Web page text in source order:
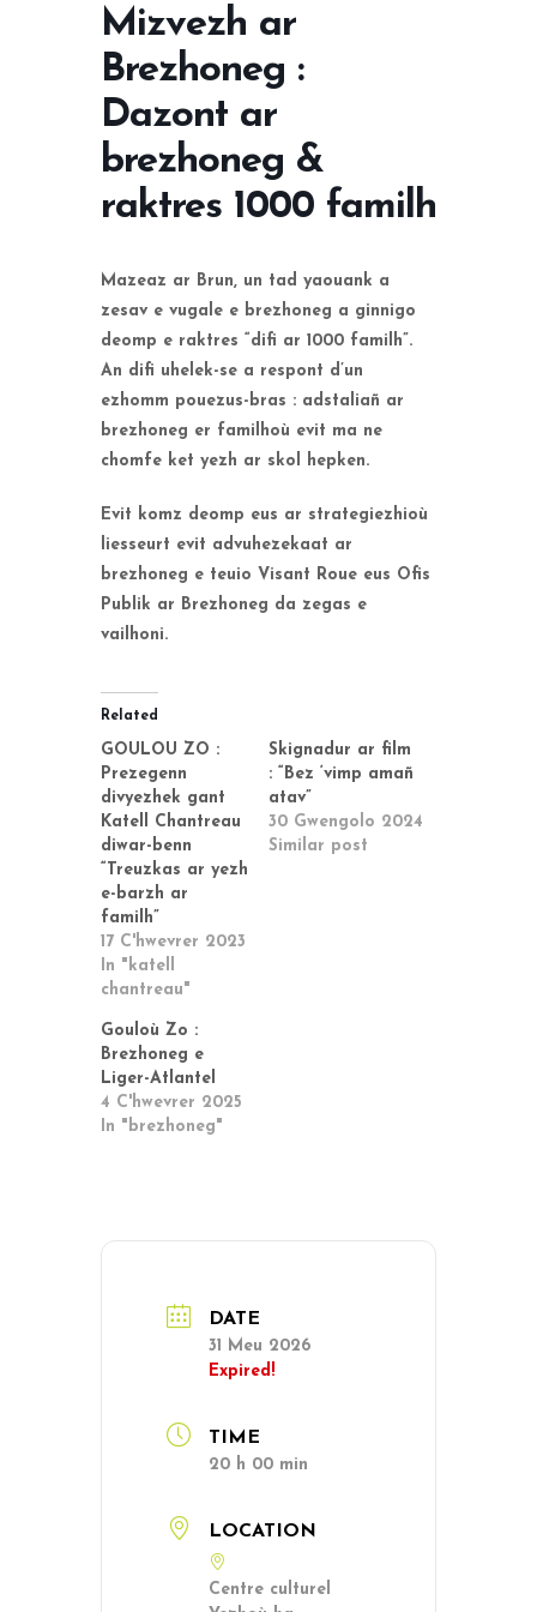
Mizvezh ar
Brezhoneg :
Dazont ar
brezhoneg &
raktres 1000 familh
M azeaz ar Brun, un tad yaouank a
zesav e vugale e brezhoneg a ginnigo
deomp e raktres “difi ar 1000 familh”.
An difi uhelek-se a respont d’un
ezhomm pouezus-bras : adstaliañ ar
brezhoneg er familhoù evit ma ne
chomfe ket yezh ar skol hepken.
Evit komz deomp eus ar strategiezhioù
liesseurt evit advuhezekaat ar
brezhoneg e teuio Visant Roue eus Ofis
Publik ar Brezhoneg da zegas e
vailhoni.
Related
GOULOU ZO :
Prezegenn
divyezhek gant
Katell Chantreau
diwar-benn
“Treuzkas ar yezh
e-barzh ar
familh”
17 C'hwevrer 2023
In "katell
chantreau"
Skignadur ar film
: “Bez ‘vimp amañ
atav”
30 Gwengolo 2024
Similar post
Gouloù Zo :
Brezhoneg e
Liger-Atlantel
4 C'hwevrer 2025
In "brezhoneg"
DATE
31 Meu 2026
Expired!
TIME
20 h 00 min
LOCATION
Centre culturel